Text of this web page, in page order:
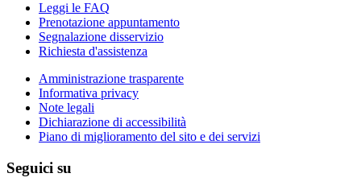
Leggi le FAQ
Prenotazione appuntamento
Segnalazione disservizio
Richiesta d'assistenza
Amministrazione trasparente
Informativa privacy
Note legali
Dichiarazione di accessibilità
Piano di miglioramento del sito e dei servizi
Seguici su